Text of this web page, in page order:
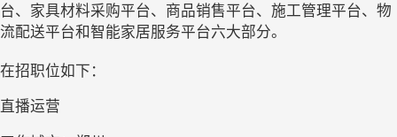
台、家具材料采购平台、商品销售平台、施工管理平台、物
流配送平台和智能家居服务平台六大部分。
在招职位如下：
直播运营